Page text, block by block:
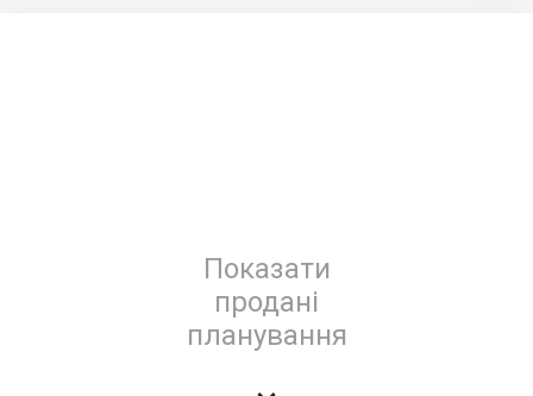
Показати
продані
планування